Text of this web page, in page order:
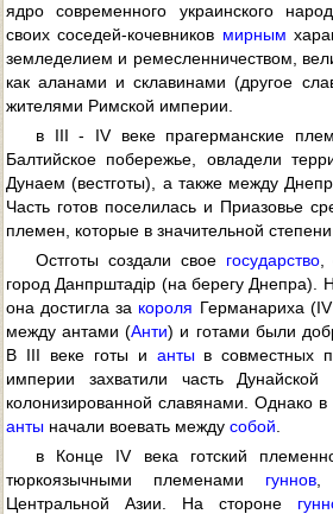
ядро современного украинского
своих соседей-кочевников мирным
земледелием и ремесленничеством,
как аланами и склавинами (другое
жителями Римской империи.
в III - IV веке прагерманские
Балтийское побережье, овладели
Дунаем (вестготы), а также между
Часть готов поселилась и Приазовье
племен, которые в значительной
Остготы создали свое государство,
город Данпрштадір (на берегу Днепра).
она достигла за короля Германариха
между антами (Анти) и готами были
В III веке готы и антыв совместных
империи захватили часть Дунайской
колонизированной славянами. Однако
анты начали воевать между собой
в Конце IV века готский
тюркоязычными племенами гуннов
Центральной Азии. На стороне